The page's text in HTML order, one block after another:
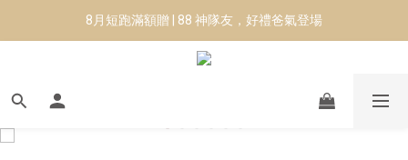
8月短跑滿額贈 | 88 神隊友，好禮爸氣登場
8月短跑滿額贈 | 88 神隊友，好禮爸氣登場
✨CURARING-韓國多功能深層按摩環｜新品預購88折！✨
Manduka-跟著青蛙去旅行｜快閃第二站-台南